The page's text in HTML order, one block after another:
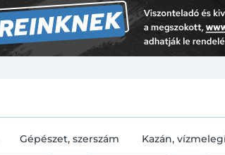
Gépészet, szerszám Kazán,